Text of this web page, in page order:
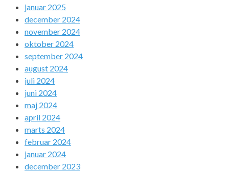
januar 2025
december 2024
november 2024
oktober 2024
september 2024
august 2024
juli 2024
juni 2024
maj 2024
april 2024
marts 2024
februar 2024
januar 2024
december 2023